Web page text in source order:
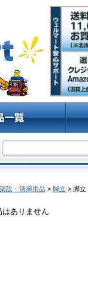
設・清掃用品 > 脚立 > 脚立
ありません